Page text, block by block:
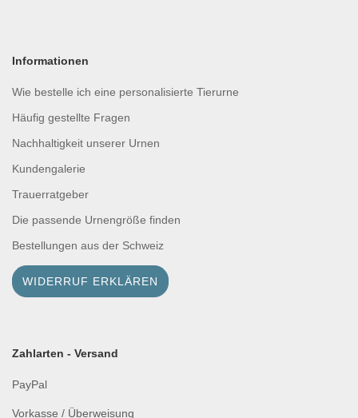
Informationen
Wie bestelle ich eine personalisierte Tierurne
Häufig gestellte Fragen
Nachhaltigkeit unserer Urnen
Kundengalerie
Trauerratgeber
Die passende Urnengröße finden
Bestellungen aus der Schweiz
WIDERRUF ERKLÄREN
Zahlarten - Versand
PayPal
Vorkasse / Überweisung